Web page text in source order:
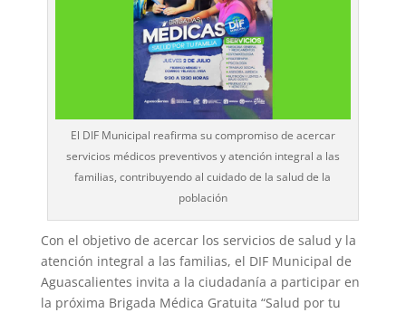
El DIF Municipal reafirma su compromiso de acercar
servicios médicos preventivos y atención integral a las
familias, contribuyendo al cuidado de la salud de la
población
Con el objetivo de acercar los servicios de salud y la
atención integral a las familias, el DIF Municipal de
Aguascalientes invita a la ciudadanía a participar en
la próxima Brigada Médica Gratuita “Salud por tu